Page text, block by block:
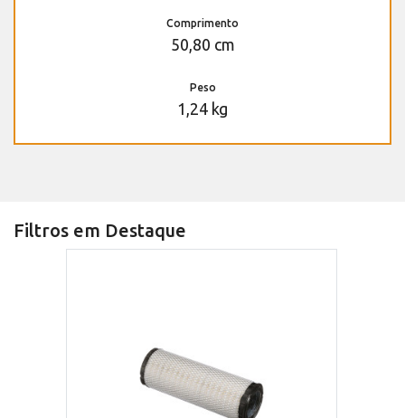
Comprimento
50,80 cm
Peso
1,24 kg
Filtros em Destaque